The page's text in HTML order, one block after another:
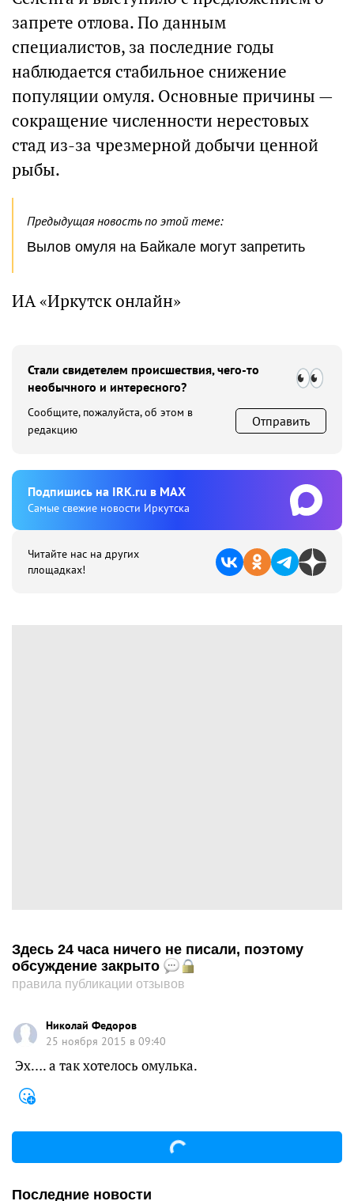
запрете отлова. По данным
специалистов, за последние годы
наблюдается стабильное снижение
популяции омуля. Основные причины —
сокращение численности нерестовых
стад из-за чрезмерной добычи ценной
рыбы.
Предыдущая новость по этой теме:
Вылов омуля на Байкале могут запретить
ИА «Иркутск онлайн»
Стали свидетелем происшествия, чего-то
необычного и интересного?
Сообщите, пожалуйста, об этом в
редакцию
Отправить
Подпишиcь на IRK.ru в MAX
Cамые свежие новости Иркутска
Читайте нас на других
площадках!
Здесь 24 часа ничего не писали, поэтому
обсуждение закрыто
правила публикации отзывов
Николай Федоров
25 ноября 2015 в 09:40
Эх…. а так хотелось омулька.
Последние новости